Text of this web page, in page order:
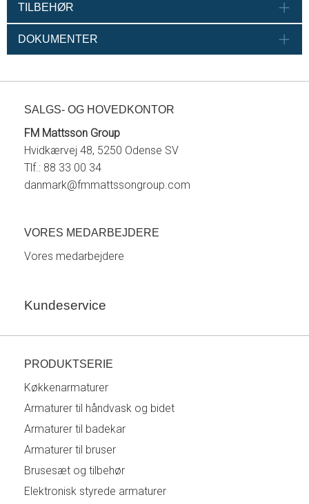
TILBEHØR
DOKUMENTER
SALGS- OG HOVEDKONTOR
FM Mattsson Group
Hvidkærvej 48, 5250 Odense SV
Tlf.: 88 33 00 34
danmark@fmmattssongroup.com
VORES MEDARBEJDERE
Vores medarbejdere
Kundeservice
PRODUKTSERIE
Køkkenarmaturer
Armaturer til håndvask og bidet
Armaturer til badekar
Armaturer til bruser
Brusesæt og tilbehør
Elektronisk styrede armaturer